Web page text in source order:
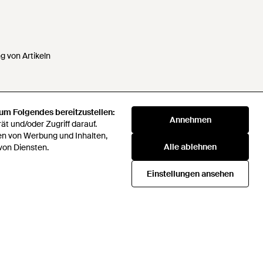
Folgendes bereitzustellen:
und/oder Zugriff darauf.
von Werbung und Inhalten,
Diensten.
Annehmen
Alle ablehnen
Einstellungen ansehen
von Artikeln
Daten nicht verkaufen oder